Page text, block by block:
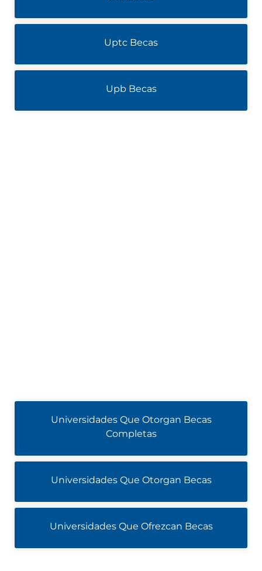
Uptc Becas
Upb Becas
Universidades Que Otorgan Becas
Completas
Universidades Que Otorgan Becas
Universidades Que Ofrezcan Becas